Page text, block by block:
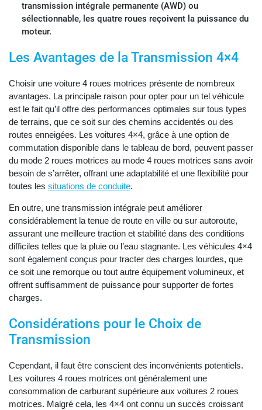
transmission intégrale permanente (AWD) ou
sélectionnable, les quatre roues reçoivent la puissance du
moteur.
Les Avantages de la Transmission 4×4
Choisir une voiture 4 roues motrices présente de nombreux
avantages. La principale raison pour opter pour un tel véhicule
est le fait qu’il offre des performances optimales sur tous types
de terrains, que ce soit sur des chemins accidentés ou des
routes enneigées. Les voitures 4×4, grâce à une option de
commutation disponible dans le tableau de bord, peuvent passer
du mode 2 roues motrices au mode 4 roues motrices sans avoir
besoin de s’arrêter, offrant une adaptabilité et une flexibilité pour
toutes les situations de conduite.
En outre, une transmission intégrale peut améliorer
considérablement la tenue de route en ville ou sur autoroute,
assurant une meilleure traction et stabilité dans des conditions
difficiles telles que la pluie ou l’eau stagnante. Les véhicules 4×4
sont également conçus pour tracter des charges lourdes, que
ce soit une remorque ou tout autre équipement volumineux, et
offrent suffisamment de puissance pour supporter de fortes
charges.
Considérations pour le Choix de
Transmission
Cependant, il faut être conscient des inconvénients potentiels.
Les voitures 4 roues motrices ont généralement une
consommation de carburant supérieure aux voitures 2 roues
motrices. Malgré cela, les 4×4 ont connu un succès croissant